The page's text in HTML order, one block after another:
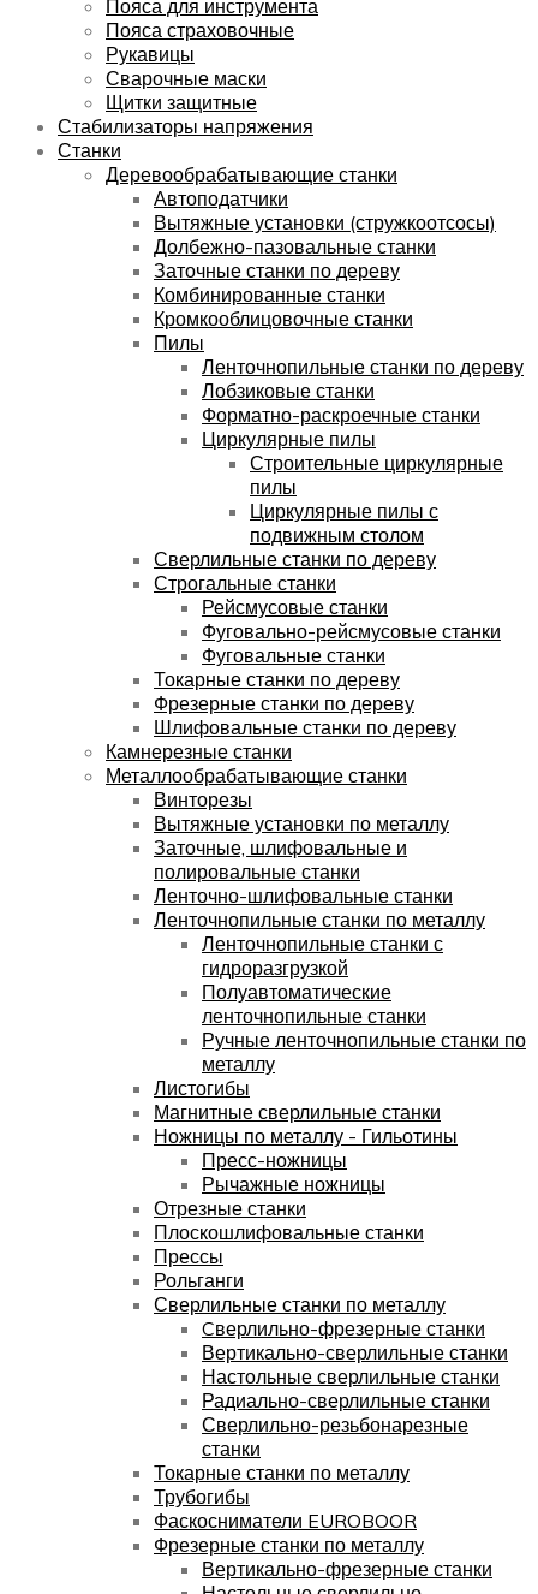
Пояса для инструмента
Пояса страховочные
Рукавицы
Сварочные маски
Щитки защитные
Стабилизаторы напряжения
Станки
Деревообрабатывающие станки
Автоподатчики
Вытяжные установки (стружкоотсосы)
Долбежно-пазовальные станки
Заточные станки по дереву
Комбинированные станки
Кромкооблицовочные станки
Пилы
Ленточнопильные станки по дереву
Лобзиковые станки
Форматно-раскроечные станки
Циркулярные пилы
Строительные циркулярные
пилы
Циркулярные пилы с
подвижным столом
Сверлильные станки по дереву
Строгальные станки
Рейсмусовые станки
Фуговально-рейсмусовые станки
Фуговальные станки
Токарные станки по дереву
Фрезерные станки по дереву
Шлифовальные станки по дереву
Камнерезные станки
Металлообрабатывающие станки
Винторезы
Вытяжные установки по металлу
Заточные, шлифовальные и
полировальные станки
Ленточно-шлифовальные станки
Ленточнопильные станки по металлу
Ленточнопильные станки с
гидроразгрузкой
Полуавтоматические
ленточнопильные станки
Ручные ленточнопильные станки по
металлу
Листогибы
Магнитные сверлильные станки
Ножницы по металлу - Гильотины
Пресс-ножницы
Рычажные ножницы
Отрезные станки
Плоскошлифовальные станки
Прессы
Рольганги
Сверлильные станки по металлу
Cверлильно-фрезерные станки
Вертикально-сверлильные станки
Настольные сверлильные станки
Радиально-сверлильные станки
Сверлильно-резьбонарезные
станки
Токарные станки по металлу
Трубогибы
Фаскосниматели EUROBOOR
Фрезерные станки по металлу
Вертикально-фрезерные станки